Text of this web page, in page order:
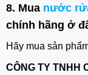
8. Mua nước
chính hãng ở
Hãy mua sản
CÔNG TY TNHH